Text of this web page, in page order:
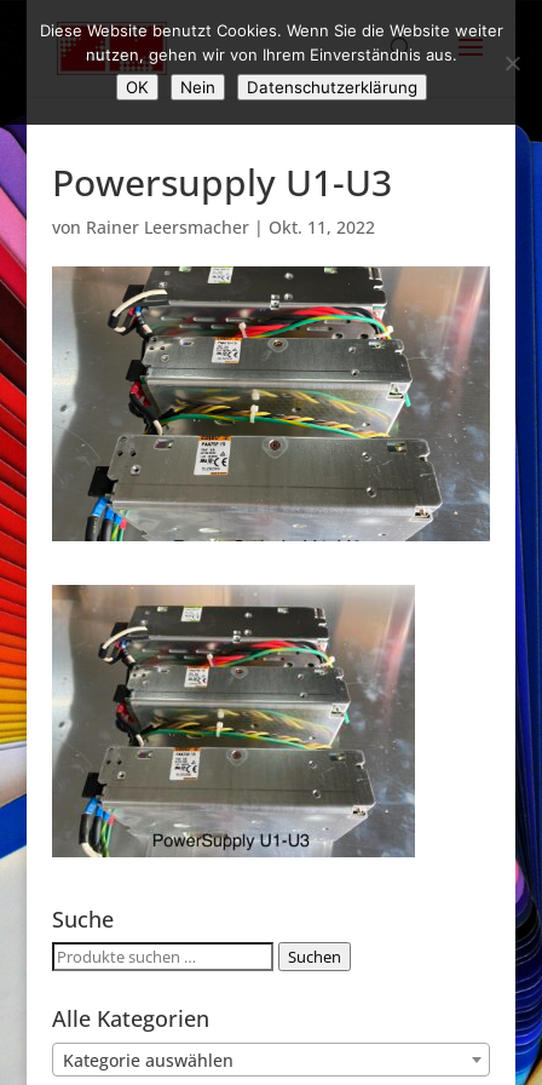
Powersupply U1-U3
von Rainer Leersmacher| Okt. 11, 2022
Suche
Suchen
Suchen
Alle Kategorien
Kategorie auswählen
Diese Website benutzt Cookies. Wenn Sie die Website weiter
nutzen, gehen wir von Ihrem Einverständnis aus.
OK
Nein Datenschutzerklärung